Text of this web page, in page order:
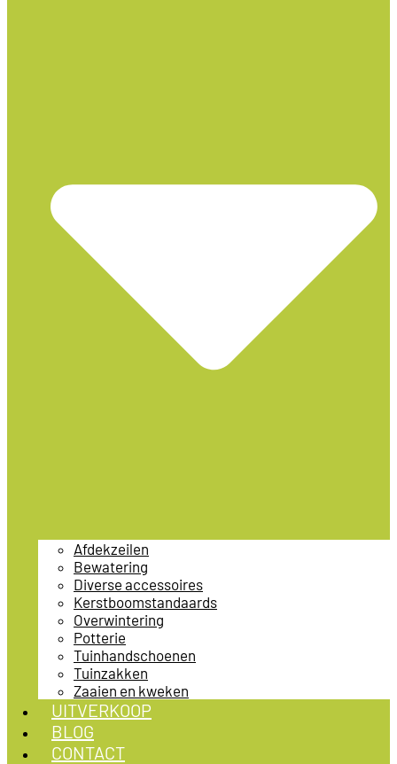
Afdekzeilen
Bewatering
Diverse accessoires
Kerstboomstandaards
Overwintering
Potterie
Tuinhandschoenen
Tuinzakken
Zaaien en kweken
UITVERKOOP
BLOG
CONTACT